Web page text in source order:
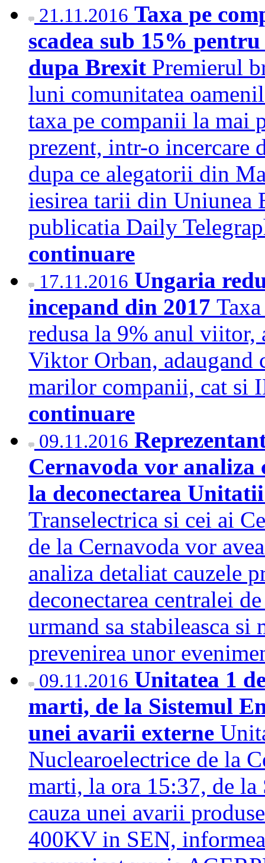
21.11.2016 Taxa pe
scadea sub 15%
dupa Brexit Premierul
luni comunitatea
taxa pe companii la mai
prezent, intr-o incercare
dupa ce alegatorii din
iesirea tarii din Uniunea
publicatia Daily
continuare
17.11.2016 Ungaria
incepand din 2017
redusa la 9% anul
Viktor Orban, adaugand
marilor companii, cat
continuare
09.11.2016
Cernavoda vor analiza
la deconectarea
Transelectrica si cei ai
de la Cernavoda vor
analiza detaliat cauzele
deconectarea centralei
urmand sa stabileasca si
prevenirea unor
09.11.2016 Unitatea 1
marti, de la Sistemul
unei avarii externe
Nuclearoelectrice de la
marti, la ora 15:37, de
cauza unei avarii
400KV in SEN,